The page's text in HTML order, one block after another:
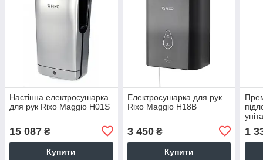
Настінна електросушарка
для рук Rixo Maggio H01S
15 087 ₴
Купити
Електросушарка для рук
Rixo Maggio H18В
3 450₴
Купити
1